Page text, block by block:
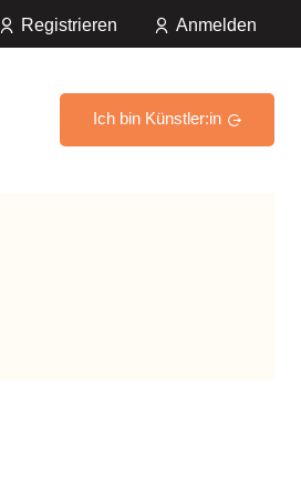
Registrieren Anmelden
Ich bin Künstler:in